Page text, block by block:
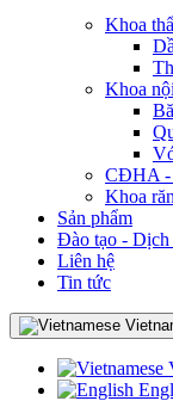
Khoa
Khoa
CĐHA -
Khoa
Sản phẩm
Đào tạo - Dịch
Liên hệ
Tin tức